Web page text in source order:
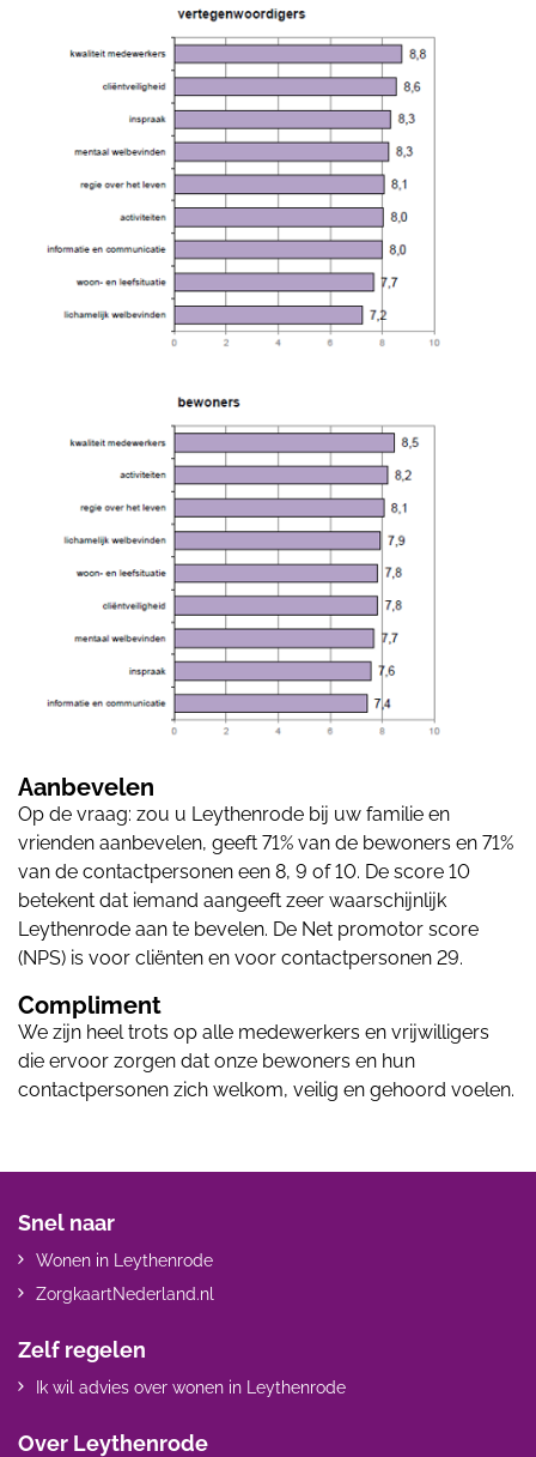
Aanbevelen
Op de vraag: zou u Leythenrode bij uw familie en
vrienden aanbevelen, geeft 71% van de bewoners en 71%
van de contactpersonen een 8, 9 of 10. De score 10
betekent dat iemand aangeeft zeer waarschijnlijk
Leythenrode aan te bevelen. De Net promotor score
(NPS) is voor cliënten en voor contactpersonen 29.
Compliment
We zijn heel trots op alle medewerkers en vrijwilligers
die ervoor zorgen dat onze bewoners en hun
contactpersonen zich welkom, veilig en gehoord voelen.
Snel naar
Wonen in Leythenrode
ZorgkaartNederland.nl
Zelf regelen
Ik wil advies over wonen in Leythenrode
Over Leythenrode